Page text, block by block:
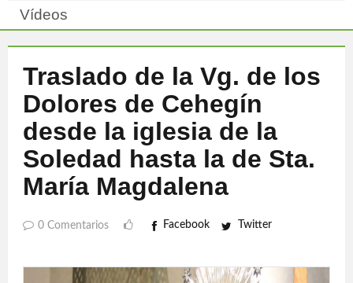
Vídeos
Traslado de la Vg. de los
Dolores de Cehegín
desde la iglesia de la
Soledad hasta la de Sta.
María Magdalena
0 Comentarios Facebook Twitter